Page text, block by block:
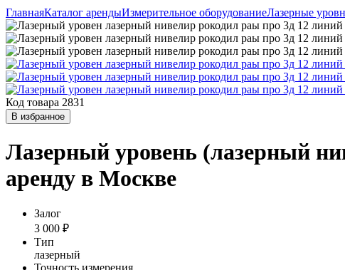
ГлавнаяКаталог арендыИзмерительное оборудованиеЛазерные
Код товара 2831
В избранное
Лазерный уровень (лазерный
аренду в Москве
Залог
3 000 ₽
Тип
лазерный
Точность измерения